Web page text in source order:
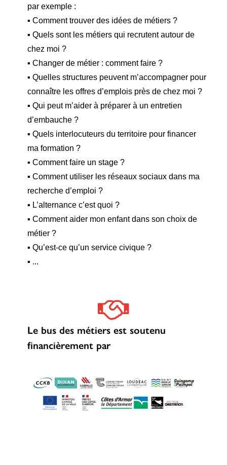
par exemple :
▪ Comment trouver des idées de métiers ?
▪ Quels sont les métiers qui recrutent autour de
chez moi ?
▪ Changer de métier : comment faire ?
▪ Quelles structures peuvent m’accompagner pour
connaître les offres d’emplois près de chez moi ?
▪ Qui peut m’aider à préparer à un entretien
d’embauche ?
▪ Quels interlocuteurs du territoire pour financer
ma formation ?
▪ Comment faire un stage ?
▪ Comment utiliser les réseaux sociaux dans ma
recherche d’emploi ?
▪ L’alternance c’est quoi ?
▪ Comment aider mon enfant dans son choix de
métier ?
▪ Qu’est-ce qu’un service civique ?
▪ ...
Le bus des métiers est soutenu
financièrement par